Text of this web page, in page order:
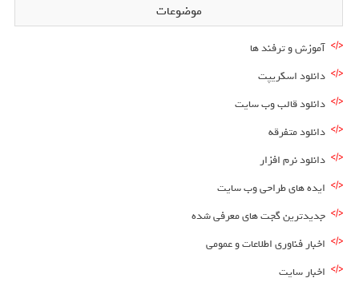
موضوعات
آموزش و ترفند ها
دانلود اسکریپت
دانلود قالب وب سایت
دانلود متفرقه
دانلود نرم افزار
ایده های طراحی وب سایت
جدیدترین گجت های معرفی شده
اخبار فناوری اطلاعات و عمومی
اخبار سایت